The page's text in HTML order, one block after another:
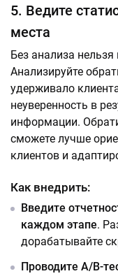
5. Ведите
места
Без анализа
Анализируйте
удерживало
неуверенность в
информации.
сможете лучше
клиентов и
Как внедрить:
Введите
каждом этапе.
дорабатывайте
Проводите A/B-